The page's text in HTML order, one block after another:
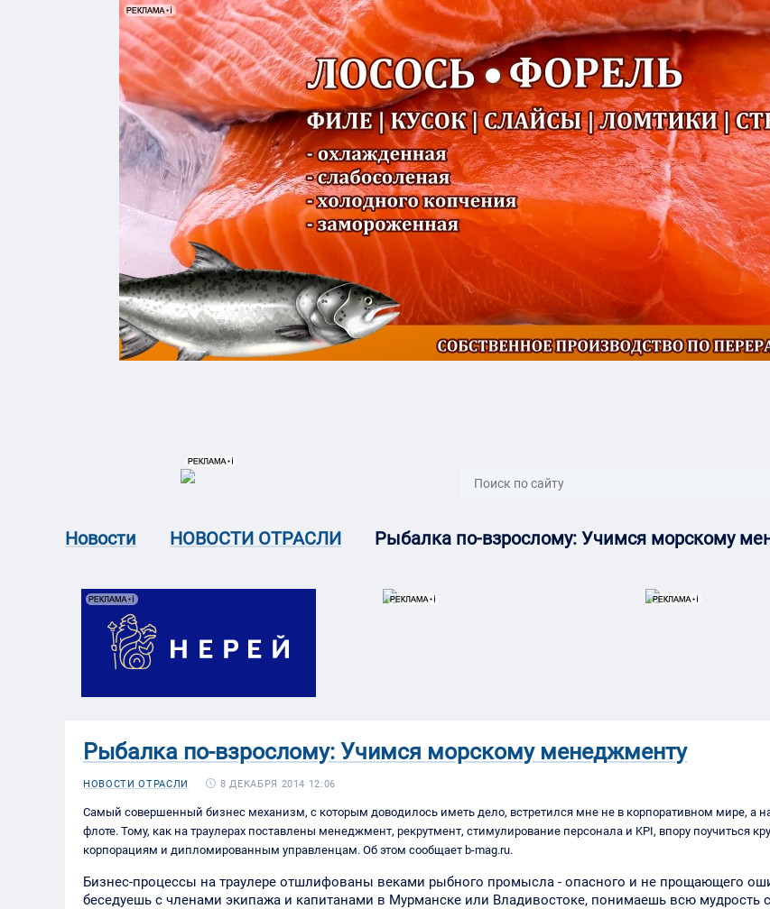
Новости НОВОСТИ ОТРАСЛИ Рыбалка по-взрослому: Учимся морскому
Рыбалка по-взрослому: Учимся морскому менеджменту
НОВОСТИ ОТРАСЛИ 8 ДЕКАБРЯ 2014 12:06
Самый совершенный бизнес механизм, с которым доводилось иметь дело, встретился мне не в корпоративном мире, а
флоте. Тому, как на траулерах поставлены менеджмент, рекрутмент, стимулирование персонала и KPI, впору поучиться
корпорациям и дипломированным управленцам. Об этом сообщает b-mag.ru.
Бизнес-процессы на траулере отшлифованы веками рыбного промысла - опасного и не прощающего
беседуешь с членами экипажа и капитанами в Мурманске или Владивостоке, понимаешь всю мудрость